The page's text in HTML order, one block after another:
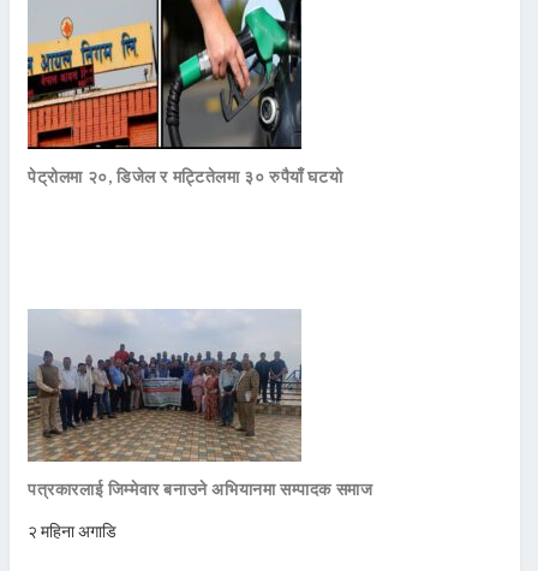
पेट्रोलमा २०, डिजेल र मट्टितेलमा ३० रुपैयाँ घटयो
पत्रकारलाई जिम्मेवार बनाउने अभियानमा सम्पादक समाज
२ महिना अगाडि